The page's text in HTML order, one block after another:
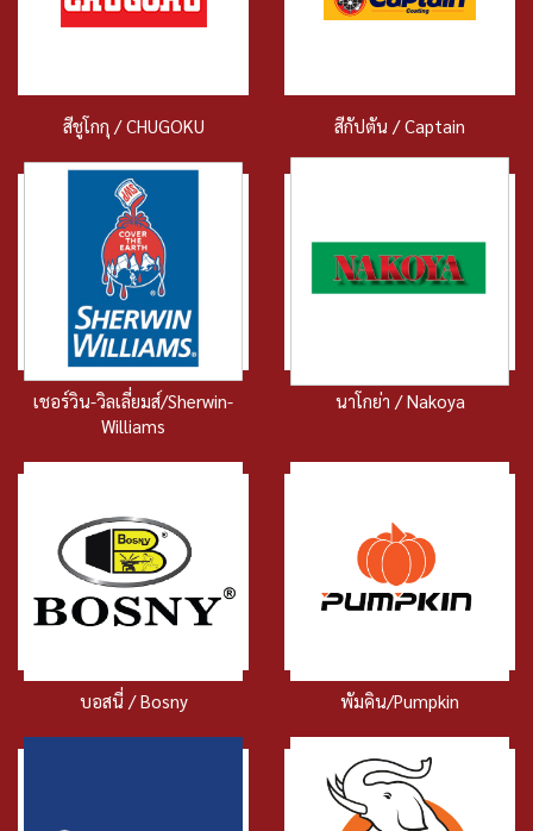
สีชูโกกุ / CHUGOKU สีกัปตัน / Captain
เชอร์วิน-วิลเลี่ยมส์/Sherwin-
Williams
นาโกย่า / Nakoya
บอสนี่ / Bosny พัมคิน/Pumpkin